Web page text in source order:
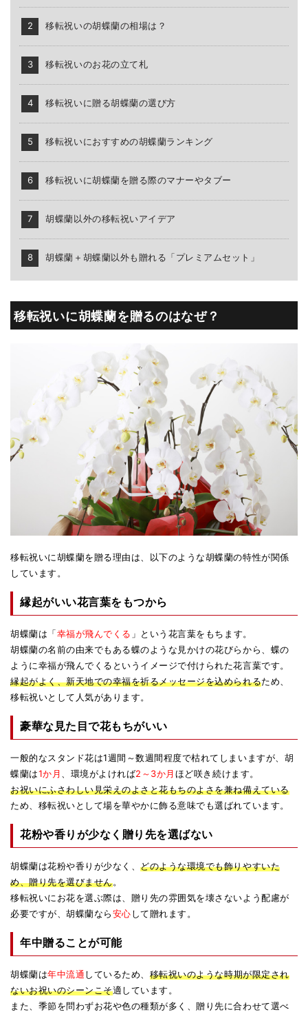
移転祝いの胡蝶蘭の相場は？
移転祝いのお花の立て札
移転祝いに贈る胡蝶蘭の選び方
移転祝いにおすすめの胡蝶蘭ランキング
移転祝いに胡蝶蘭を贈る際のマナーやタブー
胡蝶蘭以外の移転祝いアイデア
胡蝶蘭＋胡蝶蘭以外も贈れる「プレミアムセット」
移転祝いに胡蝶蘭を贈るのはなぜ？
移転祝いに胡蝶蘭を贈る理由は、以下のような胡蝶蘭の特性が関係
しています。
縁起がいい花言葉をもつから
胡蝶蘭は「幸福が飛んでくる 」という花言葉をもちます。
胡蝶蘭の名前の由来でもある蝶のような見かけの花びらから、蝶の
ように幸福が飛んでくるというイメージで付けられた花言葉です。
縁起がよく、新天地での幸福を祈るメッセージを込められるため、
移転祝いとして人気があります。
豪華な見た目で花もちがいい
一般的なスタンド花は1週間～数週間程度で枯れてしまいますが、胡
蝶蘭は1か月 、環境がよければ2～3か月ほど咲き続けます。
お祝いにふさわしい見栄えのよさと花もちのよさを兼ね備えている
ため、移転祝いとして場を華やかに飾る意味でも選ばれています。
花粉や香りが少なく贈り先を選ばない
胡蝶蘭は花粉や香りが少なく、どのような環境でも飾りやすいた
め、贈り先を選びません。
移転祝いにお花を選ぶ際は、贈り先の雰囲気を壊さないよう配慮が
必要ですが、胡蝶蘭なら安心して贈れます。
年中贈ることが可能
胡蝶蘭は年中流通しているため、 移転祝いのような時期が限定され
ないお祝いのシーンこそ適しています。
また、季節を問わずお花や色の種類が多く、贈り先に合わせて選べ